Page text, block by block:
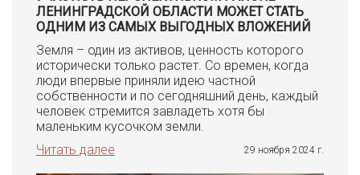
ЛЕНИНГРАДСКОЙ ОБЛАСТИ МОЖЕТ СТАТЬ
ОДНИМ ИЗ САМЫХ ВЫГОДНЫХ ВЛОЖЕНИЙ
Земля – один из активов, ценность которого
исторически только растет. Со времен, когда
люди впервые приняли идею частной
собственности и по сегодняшний день, каждый
человек стремится завладеть хотя бы
маленьким кусочком земли.
Читать далее
29 ноября 2024 г.